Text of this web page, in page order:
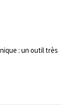
: un outil très